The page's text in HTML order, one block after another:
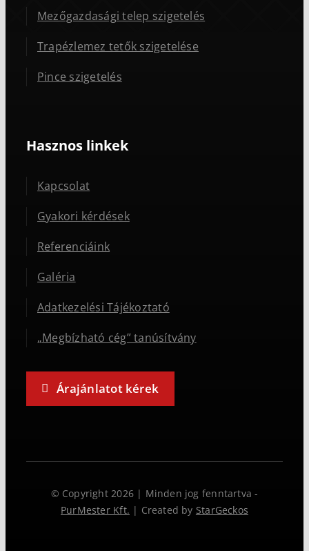
Mezőgazdasági telep szigetelés
Trapézlemez tetők szigetelése
Pince szigetelés
Hasznos linkek
Kapcsolat
Gyakori kérdések
Referenciáink
Galéria
Adatkezelési Tájékoztató
„Megbízható cég” tanúsítvány
Árajánlatot kérek
© Copyright 2026 | Minden jog fenntartva -
PurMester Kft. | Created by StarGeckos